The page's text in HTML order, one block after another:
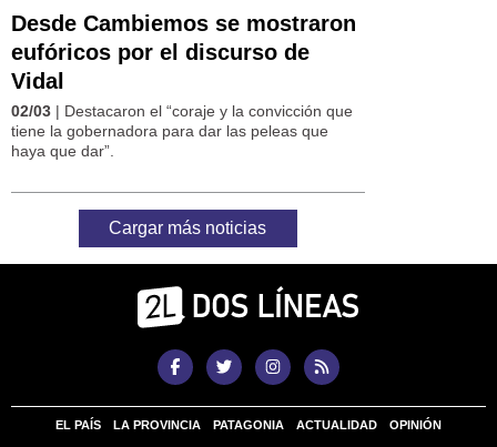
Desde Cambiemos se mostraron
eufóricos por el discurso de
Vidal
02/03 | Destacaron el “coraje y la convicción que
tiene la gobernadora para dar las peleas que
haya que dar”.
Cargar más noticias
EL PAÍS LA PROVINCIA PATAGONIA ACTUALIDAD OPINIÓN